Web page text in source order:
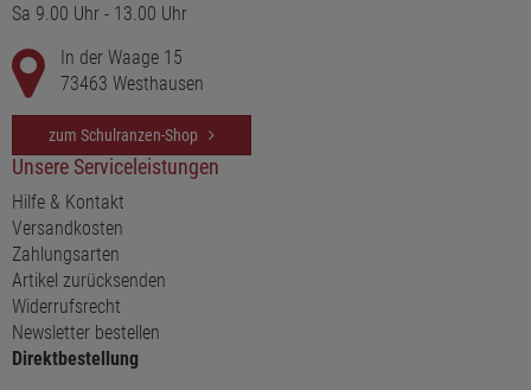
Sa 9.00 Uhr - 13.00 Uhr
In der Waage 15
73463 Westhausen
zum Schulranzen-Shop
Unsere Serviceleistungen
Hilfe & Kontakt
Versandkosten
Zahlungsarten
Artikel zurücksenden
Widerrufsrecht
Newsletter bestellen
Direktbestellung